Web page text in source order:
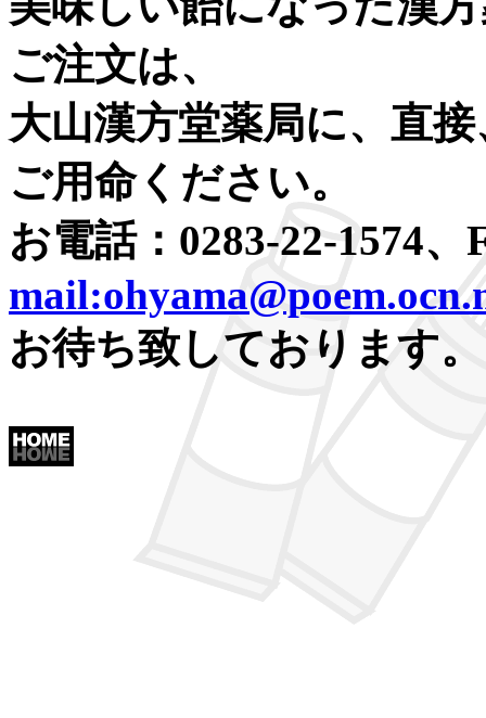
ご注文は、
大山漢方堂薬局に、直
ご用命ください。
お電話：0283-22-1574、
お待ち致しております。